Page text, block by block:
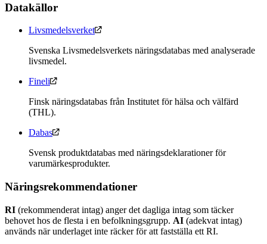
Datakällor
Livsmedelsverket
Svenska Livsmedelsverkets näringsdatabas med analyserade
livsmedel.
Fineli
Finsk näringsdatabas från Institutet för hälsa och välfärd
(THL).
Dabas
Svensk produktdatabas med näringsdeklarationer för
varumärkesprodukter.
Näringsrekommendationer
RI (rekommenderat intag) anger det dagliga intag som täcker
behovet hos de flesta i en befolkningsgrupp. AI (adekvat intag)
används när underlaget inte räcker för att fastställa ett RI.